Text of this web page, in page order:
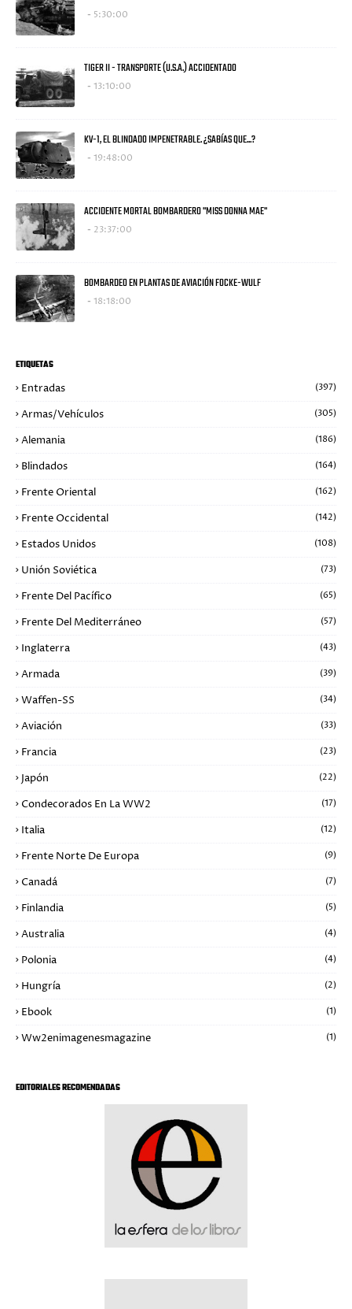
5:30:00
TIGER II - TRANSPORTE (U.S.A.) ACCIDENTADO
13:10:00
KV-1, EL BLINDADO IMPENETRABLE. ¿SABÍAS QUE...?
19:48:00
ACCIDENTE MORTAL BOMBARDERO "MISS DONNA MAE"
23:37:00
BOMBARDEO EN PLANTAS DE AVIACIÓN FOCKE-WULF
18:18:00
ETIQUETAS
Entradas (397)
Armas/Vehículos (305)
Alemania (186)
Blindados (164)
Frente Oriental (162)
Frente Occidental (142)
Estados Unidos (108)
Unión Soviética (73)
Frente Del Pacífico (65)
Frente Del Mediterráneo (57)
Inglaterra (43)
Armada (39)
Waffen-SS (34)
Aviación (33)
Francia (23)
Japón (22)
Condecorados En La WW2 (17)
Italia (12)
Frente Norte De Europa (9)
Canadá (7)
Finlandia (5)
Australia (4)
Polonia (4)
Hungría (2)
Ebook (1)
Ww2enimagenesmagazine (1)
EDITORIALES RECOMENDADAS